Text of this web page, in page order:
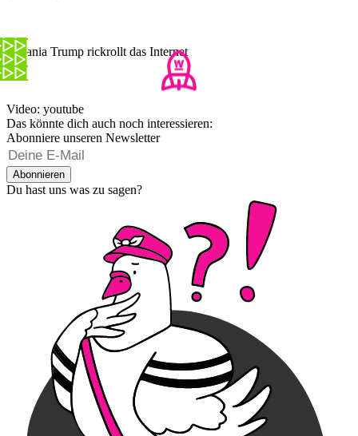
Melania Trump rickrollt das Internet
Video: youtube
Das könnte dich auch noch interessieren:
Abonniere unseren Newsletter
Abonnieren
Du hast uns was zu sagen?